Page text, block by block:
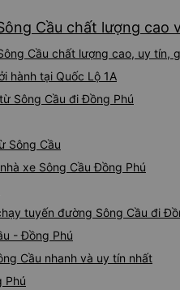
Cầu chất lượng cao
Cầu chất lượng cao, uy tín,
hành tại Quốc Lộ 1A
Sông Cầu đi Đồng Phú
Sông Cầu
xe Sông Cầu Đồng Phú
tuyến đường Sông Cầu đi
- Đồng Phú
Cầu nhanh và uy tín nhất
Phú